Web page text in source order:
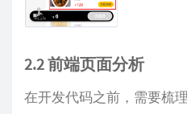
2.2 前端页面分析
在开发代码之前，需要梳